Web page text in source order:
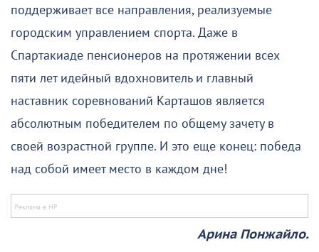
поддерживает все направления, реализуемые
городским управлением спорта. Даже в
Спартакиаде пенсионеров на протяжении всех
пяти лет идейный вдохновитель и главный
наставник соревнований Карташов является
абсолютным победителем по общему зачету в
своей возрастной группе. И это еще конец: победа
над собой имеет место в каждом дне!
Арина Понжайло.